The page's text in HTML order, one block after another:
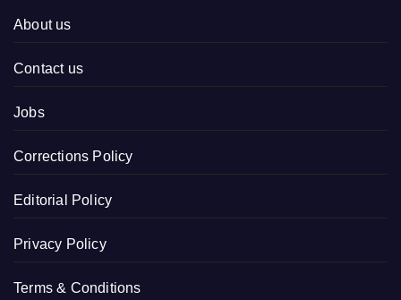
About us
Contact us
Jobs
Corrections Policy
Editorial Policy
Privacy Policy
Terms & Conditions